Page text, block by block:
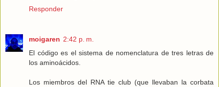
Responder
moigaren 2:42 p. m.
El código es el sistema de nomenclatura de tres letras de
los aminoácidos.
Los miembros del RNA tie club (que llevaban la corbata